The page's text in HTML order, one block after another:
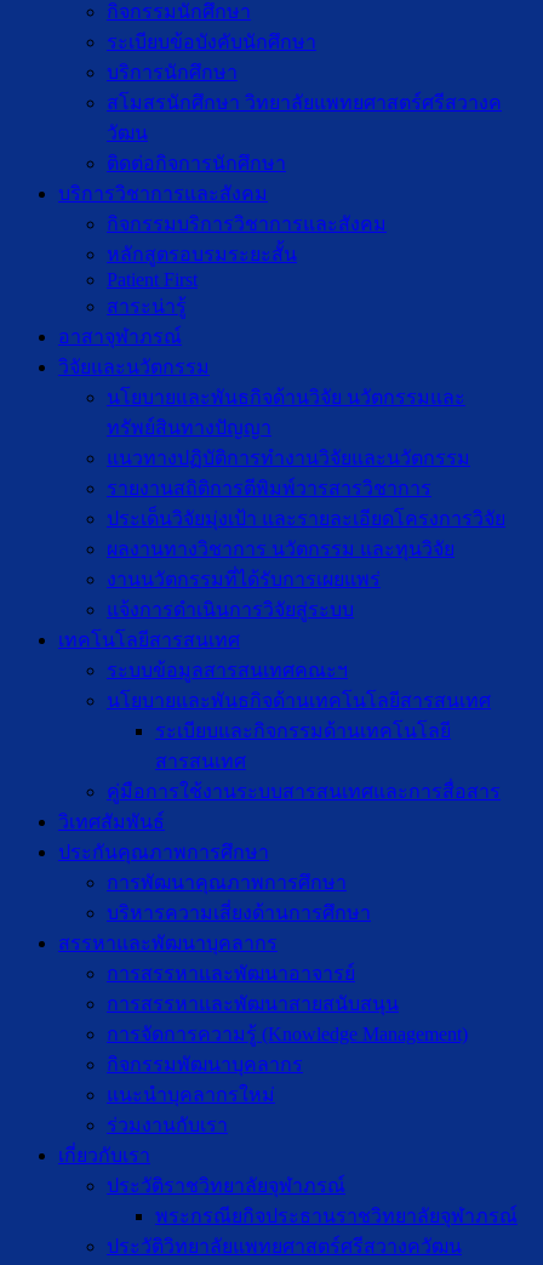
กิจกรรมนักศึกษา
ระเบียบข้อบังคับนักศึกษา
บริการนักศึกษา
สโมสรนักศึกษา วิทยาลัยแพทยศาสตร์ศรีสวางค
วัฒน
ติดต่อกิจการนักศึกษา
บริการวิชาการและสังคม
กิจกรรมบริการวิชาการและสังคม
หลักสูตรอบรมระยะสั้น
Patient First
สาระน่ารู้
อาสาจุฬาภรณ์
วิจัยและนวัตกรรม
นโยบายและพันธกิจด้านวิจัย นวัตกรรมและ
ทรัพย์สินทางปัญญา
แนวทางปฏิบัติการทำงานวิจัยและนวัตกรรม
รายงานสถิติการตีพิมพ์วารสารวิชาการ
ประเด็นวิจัยมุ่งเป้า และรายละเอียดโครงการวิจัย
ผลงานทางวิชาการ นวัตกรรม และทุนวิจัย
งานนวัตกรรมที่ได้รับการเผยแพร่
แจ้งการดำเนินการวิจัยสู่ระบบ
เทคโนโลยีสารสนเทศ
ระบบข้อมูลสารสนเทศคณะฯ
นโยบายและพันธกิจด้านเทคโนโลยีสารสนเทศ
ระเบียบและกิจกรรมด้านเทคโนโลยี
สารสนเทศ
คู่มือการใช้งานระบบสารสนเทศและการสื่อสาร
วิเทศสัมพันธ์
ประกันคุณภาพการศึกษา
การพัฒนาคุณภาพการศึกษา
บริหารความเสี่ยงด้านการศึกษา
สรรหาและพัฒนาบุคลากร
การสรรหาและพัฒนาอาจารย์
การสรรหาและพัฒนาสายสนับสนุน
การจัดการความรู้ (Knowledge Management)
กิจกรรมพัฒนาบุคลากร
แนะนำบุคลากรใหม่
ร่วมงานกับเรา
เกี่ยวกับเรา
ประวัติราชวิทยาลัยจุฬาภรณ์
พระกรณียกิจประธานราชวิทยาลัยจุฬาภรณ์
ประวัติวิทยาลัยแพทยศาสตร์ศรีสวางควัฒน